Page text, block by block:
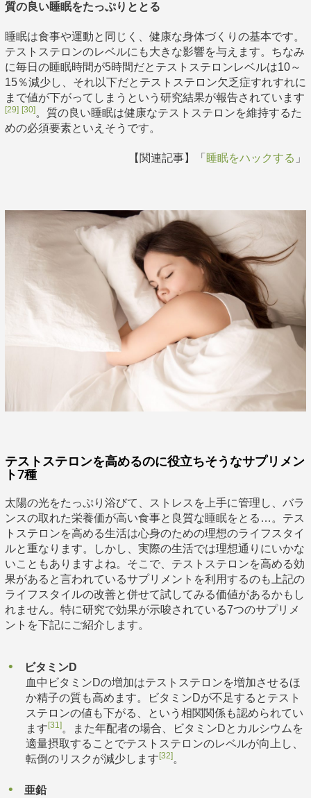
質の良い睡眠をたっぷりととる
睡眠は食事や運動と同じく、健康な身体づくりの基本です。
テストステロンのレベルにも大きな影響を与えます。ちなみ
に毎日の睡眠時間が5時間だとテストステロンレベルは10～
15％減少し、それ以下だとテストステロン欠乏症すれすれに
まで値が下がってしまうという研究結果が報告されています
[29] [30]。質の良い睡眠は健康なテストステロンを維持するた
めの必須要素といえそうです。
【関連記事】「 睡眠をハックする 」
テストステロンを高めるのに役立ちそうなサプリメン
ト7種
太陽の光をたっぷり浴びて、ストレスを上手に管理し、バラ
ンスの取れた栄養価が高い食事と良質な睡眠をとる…。テス
トステロンを高める生活は心身のための理想のライフスタイ
ルと重なります。しかし、実際の生活では理想通りにいかな
いこともありますよね。そこで、テストステロンを高める効
果があると言われているサプリメントを利用するのも上記の
ライフスタイルの改善と併せて試してみる価値があるかもし
れません。特に研究で効果が示唆されている7つのサプリメ
ントを下記にご紹介します。
ビタミンD
血中ビタミンDの増加はテストステロンを増加させるほ
か精子の質も高めます。ビタミンDが不足するとテスト
ステロンの値も下がる、という相関関係も認められてい
ます[31]。また年配者の場合、ビタミンDとカルシウムを
適量摂取することでテストステロンのレベルが向上し、
転倒のリスクが減少します[32]。
亜鉛